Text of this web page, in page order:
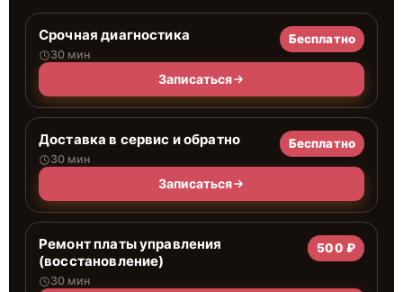
Срочная диагностика
30 мин
Бесплатно
Записаться
Доставка в сервис и обратно
30 мин
Бесплатно
Записаться
Ремонт платы управления
(восстановление)
30 мин
500 ₽